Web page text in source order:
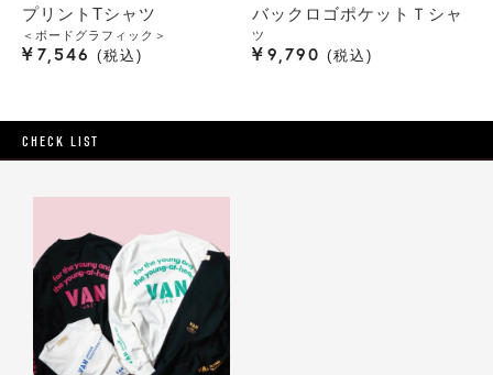
プリントTシャツ
＜ボードグラフィック＞
¥ 7,546 税込
バックロゴポケットＴシャ
ツ
¥ 9,790 税込
CHECK LIST